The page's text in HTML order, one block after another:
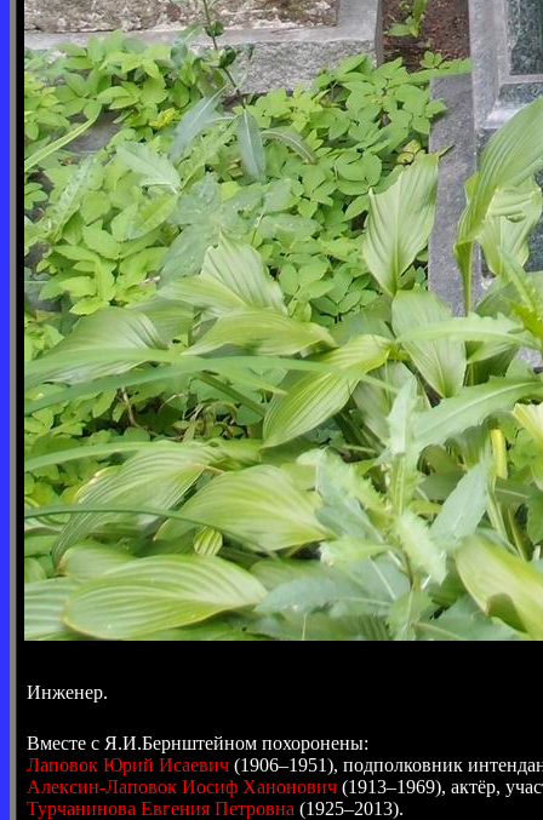
Инженер.
Вместе с Я.И.Бернштейном похоронены:
Лаповок Юрий Исаевич (1906–1951), подполковник
Алексин-Лаповок Иосиф Ханонович (1913–1969), актёр,
Турчанинова Евгения Петровна (1925–2013).